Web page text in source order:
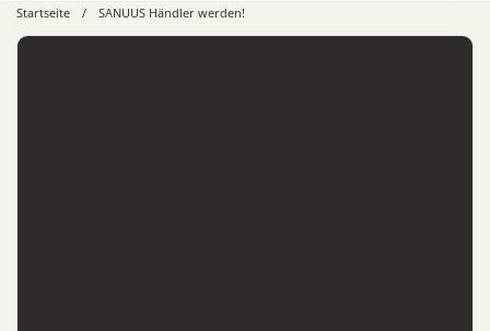
Startseite / SANUUS Händler werden!